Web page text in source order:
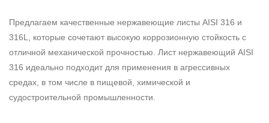
Предлагаем качественные нержавеющие листы AISI 316 и
316L, которые сочетают высокую коррозионную стойкость с
отличной механической прочностью. Лист нержавеющий AISI
316 идеально подходит для применения в агрессивных
средах, в том числе в пищевой, химической и
судостроительной промышленности.